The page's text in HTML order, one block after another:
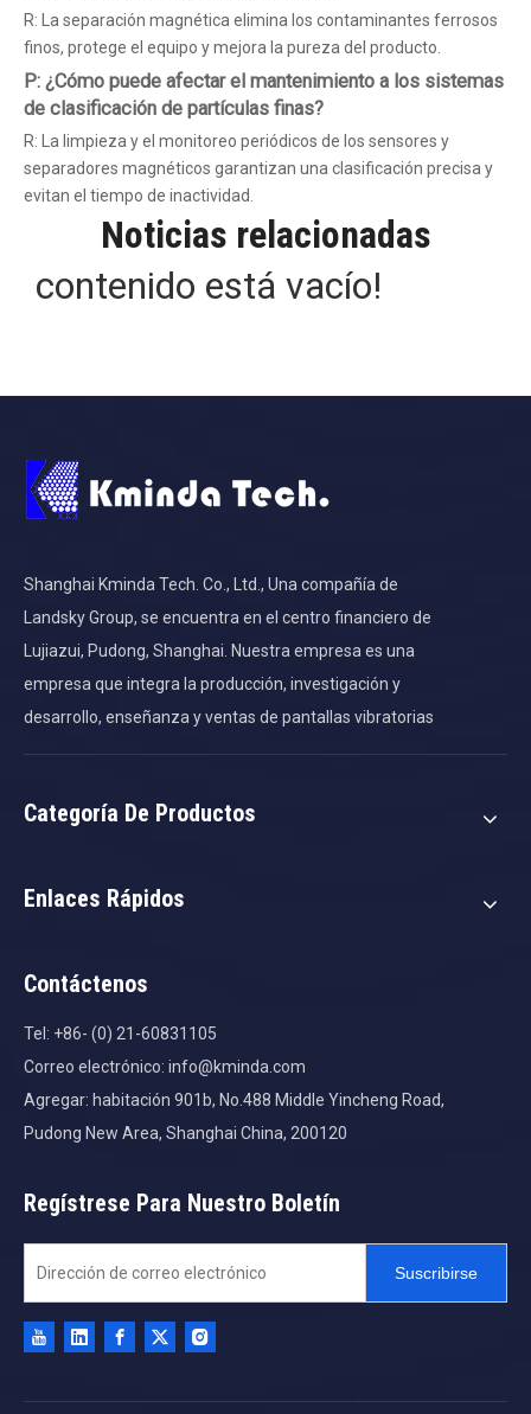
R: La separación magnética elimina los contaminantes ferrosos
finos, protege el equipo y mejora la pureza del producto.
P: ¿Cómo puede afectar el mantenimiento a los sistemas
de clasificación de partículas finas?
R: La limpieza y el monitoreo periódicos de los sensores y
separadores magnéticos garantizan una clasificación precisa y
evitan el tiempo de inactividad.
Noticias relacionadas
contenido está vacío!
Shanghai Kminda Tech. Co., Ltd., Una compañía de
Landsky Group, se encuentra en el centro financiero de
Lujiazui, Pudong, Shanghai. Nuestra empresa es una
empresa que integra la producción, investigación y
desarrollo, enseñanza y ventas de pantallas vibratorias
Categoría De Productos
Enlaces Rápidos
Contáctenos
Tel: +86- (0) 21-60831105
Correo electrónico: info@kminda.com
Agregar: habitación 901b, No.488 Middle Yincheng Road,
Pudong New Area, Shanghai China, 200120
Regístrese Para Nuestro Boletín
Suscribirse